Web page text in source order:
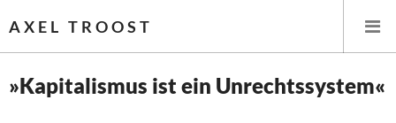
AXEL TROOST
»Kapitalismus ist ein Unrechtssystem«